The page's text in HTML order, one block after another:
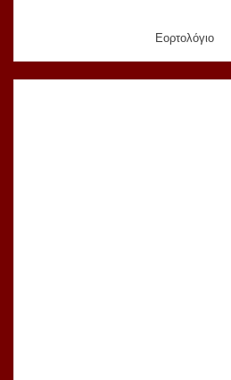
Εορτολόγιο